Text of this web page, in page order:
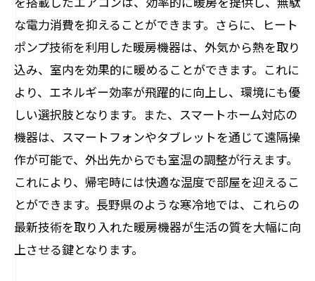
地域の特性を考慮した電気機器選びのヒ
ント
長野県で使用できる省エネ電気機器の選
び方
地域に根ざした電気機器の選定基準
寒冷地向けの省エネ暖房電気機器トップピッ
ク
省エネ性能の高い寒冷地用暖房機器
長野県で注目の省エネ暖房機器の特徴
寒冷地向け暖房機器の選び方とポイント
な電力消費を抑えることができます。さらに、ヒート
ポンプ技術を利用した暖房機器は、外気から熱を取り
込み、室内を効果的に暖めることができます。これに
より、エネルギー効率が飛躍的に向上し、環境にも優
しい選択肢となります。また、スマートホーム対応の
機器は、スマートフォンやタブレットを通じて遠隔操
作が可能で、外出先からでも室温の調整が行えます。
これにより、帰宅時には快適な温度で部屋を迎えるこ
とができます。長野県のような寒冷地では、これらの
最新技術を取り入れた暖房機器が生活の質を大幅に向
上させる鍵となります。